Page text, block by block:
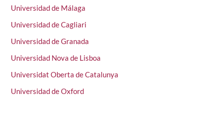
Universidad de Málaga
Universidad de Cagliari
Universidad de Granada
Universidad Nova de Lisboa
Universidat Oberta de Catalunya
Universidad de Oxford